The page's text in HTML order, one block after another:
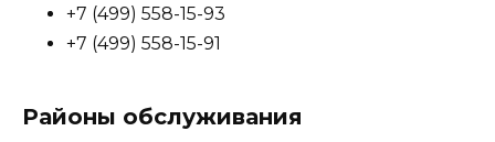
+7 (499) 558-15-93
+7 (499) 558-15-91
Районы обслуживания